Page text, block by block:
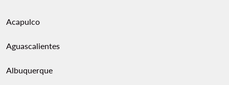
Acapulco
Aguascalientes
Albuquerque